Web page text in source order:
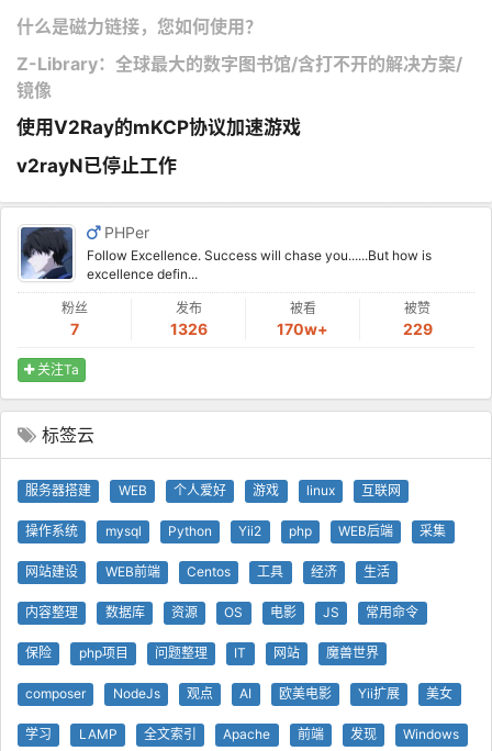
什么是磁力链接，您如何使用？
Z-Library：全球最大的数字图书馆/含打不开的解决方案/
镜像
使用V2Ray的mKCP协议加速游戏
v2rayN已停止工作
PHPer
Follow Excellence. Success will chase you......But how is
excellence defin...
粉丝
7
发布
1326
被看
170w+
被赞
229
关注Ta
标签云
服务器搭建 WEB 个人爱好 游戏 linux 互联网
操作系统 mysql Python Yii2 php WEB后端 采集
网站建设 WEB前端 Centos 工具 经济 生活
内容整理 数据库 资源 OS 电影 JS 常用命令
保险 php项目 问题整理 IT 网站 魔兽世界
composer NodeJs 观点 AI 欧美电影 Yii扩展 美女
学习 LAMP 全文索引 Apache 前端 发现 Windows